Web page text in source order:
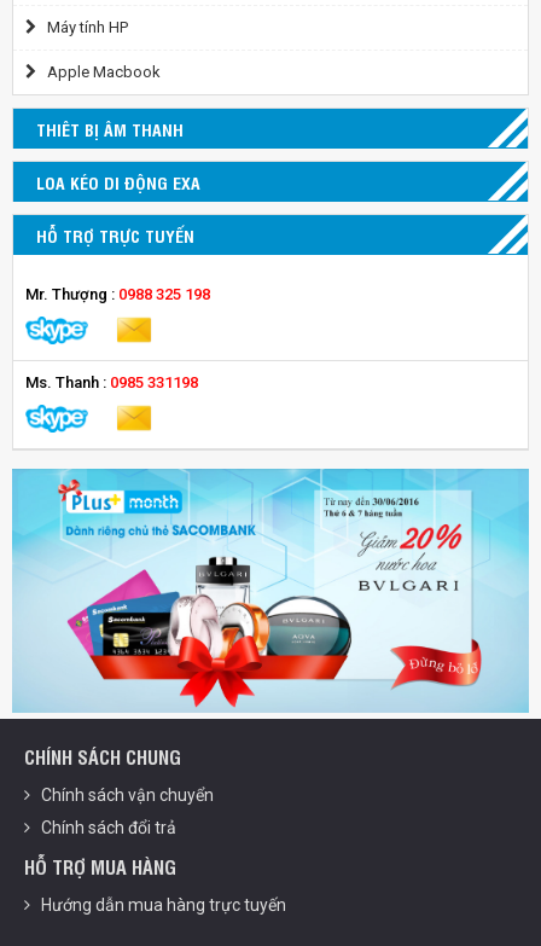
Máy tính HP
Apple Macbook
THIÊT BỊ ÂM THANH
LOA KÉO DI ĐỘNG EXA
HỖ TRỢ TRỰC TUYẾN
Mr. Thượng : 0988 325 198
Ms. Thanh : 0985 331198
CHÍNH SÁCH CHUNG
Chính sách vận chuyển
Chính sách đổi trả
HỖ TRỢ MUA HÀNG
Hướng dẫn mua hàng trực tuyến